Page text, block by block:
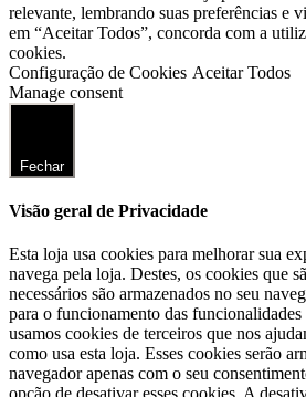
relevante, lembrando suas preferências e
em “Aceitar Todos”, concorda com a
cookies.
Configuração de Cookies Aceitar Todos
Manage consent
Fechar
Visão geral de Privacidade
Esta loja usa cookies para melhorar sua
navega pela loja. Destes, os cookies que
necessários são armazenados no seu
para o funcionamento das
usamos cookies de terceiros que nos
como usa esta loja. Esses cookies serão
navegador apenas com o seu